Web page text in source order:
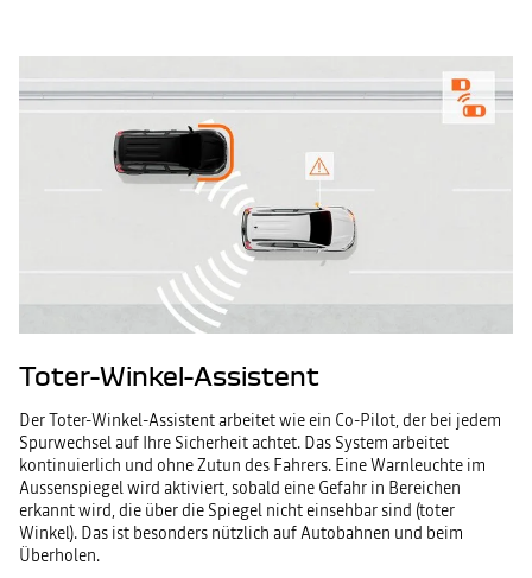
Toter-Winkel-Assistent
Der Toter-Winkel-Assistent arbeitet wie ein Co-Pilot, der bei jedem
Spurwechsel auf Ihre Sicherheit achtet. Das System arbeitet
kontinuierlich und ohne Zutun des Fahrers. Eine Warnleuchte im
Aussenspiegel wird aktiviert, sobald eine Gefahr in Bereichen
erkannt wird, die über die Spiegel nicht einsehbar sind (toter
Winkel). Das ist besonders nützlich auf Autobahnen und beim
Überholen.